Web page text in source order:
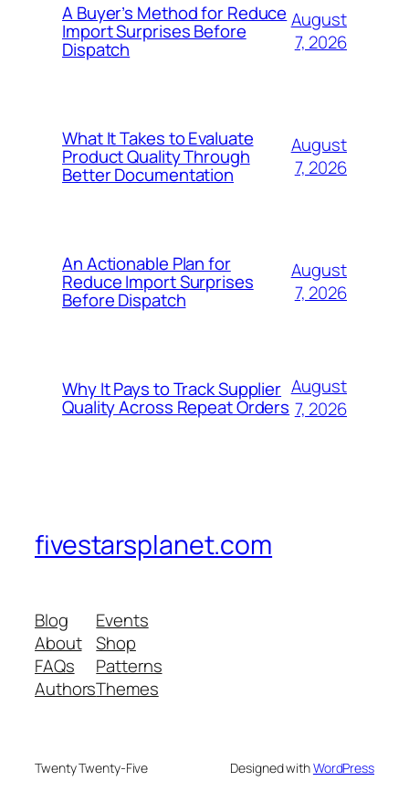
A Buyer’s Method for Reduce
Import Surprises Before
Dispatch
August
7, 2026
What It Takes to Evaluate
Product Quality Through
Better Documentation
August
7, 2026
An Actionable Plan for
Reduce Import Surprises
Before Dispatch
August
7, 2026
Why It Pays to Track Supplier
Quality Across Repeat Orders
August
7, 2026
fivestarsplanet.com
Blog
About
FAQs
Authors
Events
Shop
Patterns
Themes
Twenty Twenty-Five Designed withWordPress